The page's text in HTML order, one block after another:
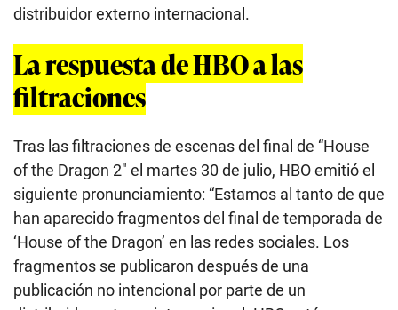
distribuidor externo internacional.
La respuesta de HBO a las
filtraciones
Tras las filtraciones de escenas del final de “House
of the Dragon 2″ el martes 30 de julio, HBO emitió el
siguiente pronunciamiento: “Estamos al tanto de que
han aparecido fragmentos del final de temporada de
‘House of the Dragon’ en las redes sociales. Los
fragmentos se publicaron después de una
publicación no intencional por parte de un